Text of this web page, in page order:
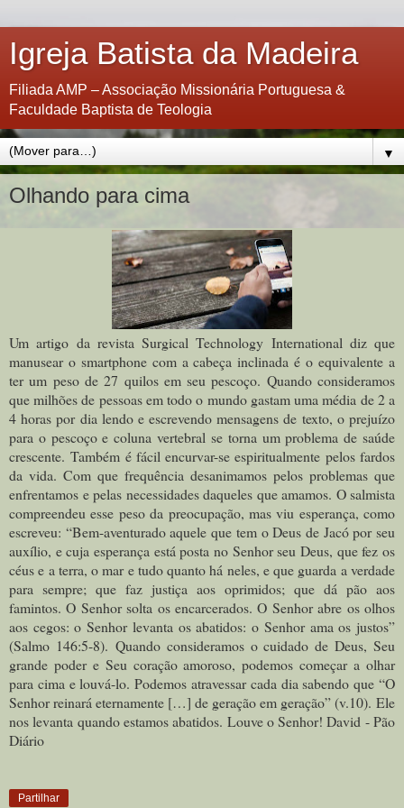
Igreja Batista da Madeira
Filiada AMP – Associação Missionária Portuguesa &
Faculdade Baptista de Teologia
▼
Olhando para cima
Um artigo da revista Surgical Technology International diz que
manusear o smartphone com a cabeça inclinada é o equivalente a
ter um peso de 27 quilos em seu pescoço. Quando consideramos
que milhões de pessoas em todo o mundo gastam uma média de 2 a
4 horas por dia lendo e escrevendo mensagens de texto, o prejuízo
para o pescoço e coluna vertebral se torna um problema de saúde
crescente.Também é fácil encurvar-se espiritualmente pelos fardos
da vida. Com que frequência desanimamos pelos problemas que
enfrentamos e pelas necessidades daqueles que amamos. O salmista
compreendeu esse peso da preocupação, mas viu esperança, como
escreveu: “Bem-aventurado aquele que tem o Deus de Jacó por seu
auxílio, e cuja esperança está posta no Senhor seu Deus, que fez os
céus e a terra, o mar e tudo quanto há neles, e que guarda a verdade
para sempre; que faz justiça aos oprimidos; que dá pão aos
famintos. O Senhor solta os encarcerados. O Senhor abre os olhos
aos cegos: o Senhor levanta os abatidos: o Senhor ama os justos”
(Salmo 146:5-8). Quando consideramos o cuidado de Deus, Seu
grande poder e Seu coração amoroso, podemos começar a olhar
para cima e louvá-lo. Podemos atravessar cada dia sabendo que “O
Senhor reinará eternamente […] de geração em geração” (v.10). Ele
nos levanta quando estamos abatidos. Louve o Senhor! David - Pão
Diário
Partilhar